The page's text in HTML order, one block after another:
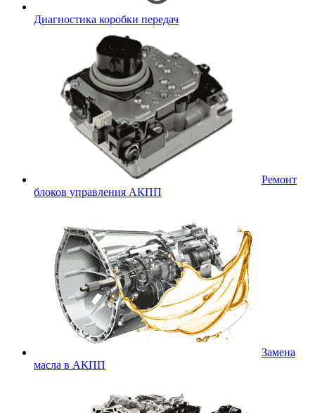
Диагностика коробки передач
Ремонт
блоков управления АКПП
Замена
масла в АКПП